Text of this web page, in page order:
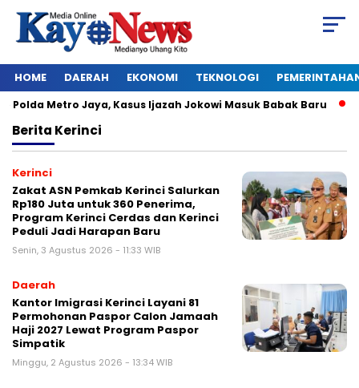
HOME DAERAH EKONOMI TEKNOLOGI
Metro Jaya, Kasus Ijazah Jokowi Masuk Babak Baru
Berita Kerinci
Kerinci
Zakat ASN Pemkab Kerinci Salurkan
Rp180 Juta untuk 360 Penerima,
Program Kerinci Cerdas dan Kerinci
Peduli Jadi Harapan Baru
Senin, 3 Agustus 2026 - 11:33 WIB
Daerah
Kantor Imigrasi Kerinci Layani 81
Permohonan Paspor Calon Jamaah
Haji 2027 Lewat Program Paspor
Simpatik
Minggu, 2 Agustus 2026 - 13:34 WIB